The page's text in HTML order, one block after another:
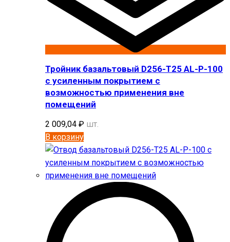
Тройник базальтовый D256-T25 AL-P-100
с усиленным покрытием с
возможностью применения вне
помещений
2 009,04 ₽ шт.
В корзину